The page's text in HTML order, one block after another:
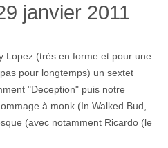
janvier 2011
Lopez (très en forme et pour une
pour longtemps) un sextet
"Deception" puis notre
à monk (In Walked Bud,
(avec notamment Ricardo (le